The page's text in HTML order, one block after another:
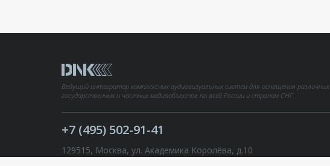
Ведущий интегратор комплексных аудиовизуальных систем для оснащения различных
государственных и частных медиаобъектов по всей России и странам СНГ.
+7 (495) 502-91-41
129515, Москва, ул. Академика Королёва, д.10